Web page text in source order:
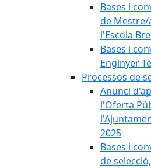
Bases i
de Mestre/
l'Escola
Bases i
Enginyer
Processos de
Anunci
l'Oferta
2025
Bases i
de